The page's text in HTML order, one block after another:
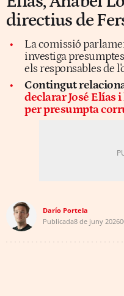
directius de
La comissió
investiga
els responsables de
Contingut
declarar José Elías
per presumpta
Darío Portela
Publicada8 de juny 2026